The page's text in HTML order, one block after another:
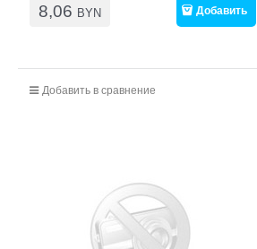
8,06 BYN Добавить
Добавить в сравнение